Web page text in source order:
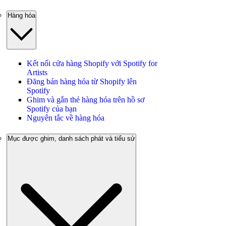
Hàng hóa
Kết nối cửa hàng Shopify với Spotify for
Artists
Đăng bán hàng hóa từ Shopify lên
Spotify
Ghim và gắn thẻ hàng hóa trên hồ sơ
Spotify của bạn
Nguyên tắc về hàng hóa
Mục được ghim, danh sách phát và tiểu sử